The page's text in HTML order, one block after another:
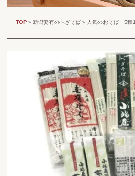
TOP> 新潟妻有のへぎそば> 人気のおそば 5種